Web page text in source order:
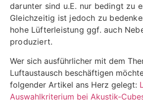
darunter sind u.E. nur bedingt zu
Gleichzeitig ist jedoch zu
hohe Lüfterleistung ggf. auch
produziert.
Wer sich ausführlicher mit dem
Luftaustausch beschäftigen
folgender Artikel ans Herz gelegt:
Auswahlkriterium bei Akustik-